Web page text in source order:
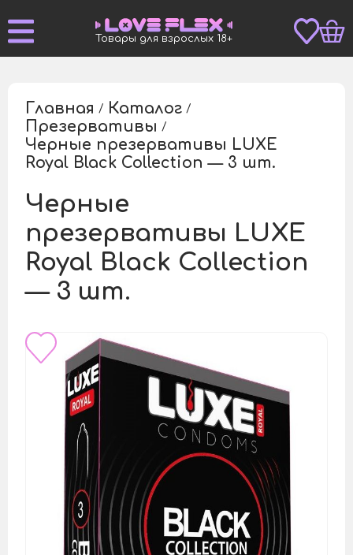
Товары для взрослых 18+
Главная / Каталог /
Презервативы /
Черные презервативы LUXE
Royal Black Collection — 3 шт.
Черные
презервативы LUXE
Royal Black Collection
— 3 шт.